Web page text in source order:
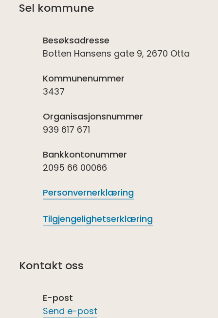
Sel kommune
Besøksadresse
Botten Hansens gate 9, 2670 Otta
Kommunenummer
3437
Organisasjonsnummer
939 617 671
Bankkontonummer
2095 66 00066
Personvernerklæring
Tilgjengelighetserklæring
Kontakt oss
E-post
Send e-post